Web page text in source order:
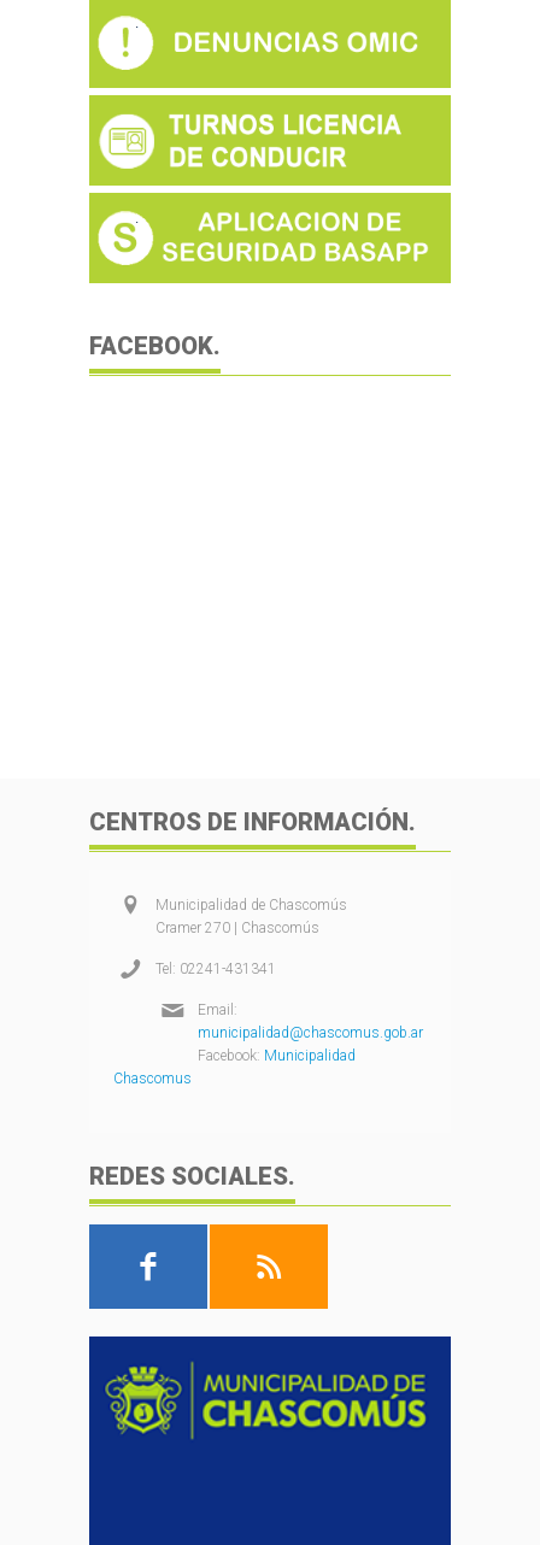
FACEBOOK.
CENTROS DE INFORMACIÓN.
Municipalidad de Chascomús
Cramer 270 | Chascomús
Tel: 02241-431341
Email:
municipalidad@chascomus.gob.ar
Facebook: Municipalidad
Chascomus
REDES SOCIALES.